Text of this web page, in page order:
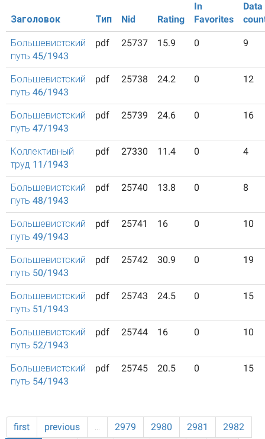
Заголовок Тип Nid Rating
In
Favorites
Data
Большевистский
путь 45/1943
pdf 25737 15.9 0 9
Большевистский
путь 46/1943
pdf 25738 24.2 0 12
Большевистский
путь 47/1943
pdf 25739 24.6 0 16
Коллективный
труд 11/1943
pdf 27330 11.4 0 4
Большевистский
путь 48/1943
pdf 25740 13.8 0 8
Большевистский
путь 49/1943
pdf 25741 16 0 10
Большевистский
путь 50/1943
pdf 25742 30.9 0 19
Большевистский
путь 51/1943
pdf 25743 24.5 0 15
Большевистский
путь 52/1943
pdf 25744 16 0 10
Большевистский
путь 54/1943
pdf 25745 20.5 0 15
first previous … 2979 2980 2981 2982